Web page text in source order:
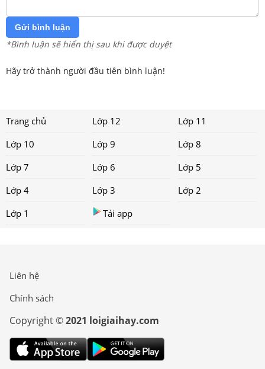
Gửi bình luận
*Bình luận sẽ hiển thị sau khi được duyệt
Hãy trở thành người đầu tiên bình luận!
Trang chủ Lớp 12
Lớp 11
Lớp 10
Lớp 9
Lớp 8
Lớp 7
Lớp 6
Lớp 5
Lớp 4
Lớp 3
Lớp 2
Lớp 1
Tải app
Liên hệ
Chính sách
Copyright ©2021 loigiaihay.com